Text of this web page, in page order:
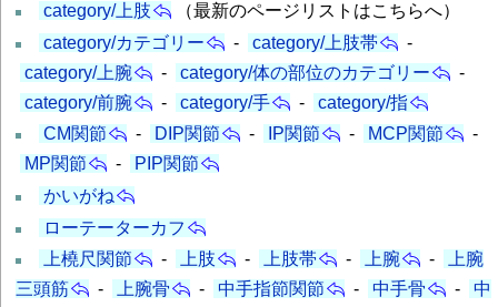
category/上肢
（最新のページリストはこちらへ）
category/カテゴリー
- category/上肢帯
-
category/上腕
- category/体の部位のカテゴリー
-
category/前腕
- category/手 -
category/指
CM関節
- DIP関節 - IP関節 - MCP関節
-
MP関節
-
PIP関節
かいがね
ローテーターカフ
上橈尺関節
- 上肢 - 上肢帯 - 上腕 -
上腕
三頭筋
- 上腕骨 - 中手指節関節 - 中手骨 -
中